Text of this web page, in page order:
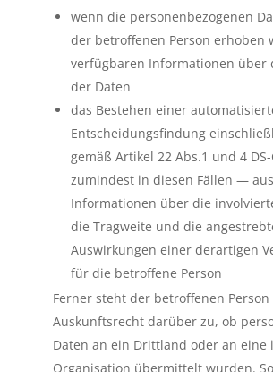
wenn die personenbezogenen
der betroffenen Person erhoben
verfügbaren Informationen über
der Daten
das Bestehen einer
Entscheidungsfindung
gemäß Artikel 22 Abs.1 und 4
zumindest in diesen Fällen —
Informationen über die
die Tragweite und die
Auswirkungen einer derartigen
für die betroffene Person
Ferner steht der betroffenen Person
Auskunftsrecht darüber zu, ob
Daten an ein Drittland oder an eine
Organisation übermittelt wurden.